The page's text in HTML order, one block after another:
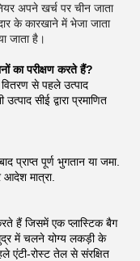
अपने खर्च पर चीन जाता
के कारखाने में भेजा जाता
जाता है।
का परीक्षण करते हैं?
वितरण से पहले उत्पाद
सीई द्वारा प्रमाणित
प्राप्त पूर्ण भुगतान या जमा.
आदेश मात्रा.
हैं जिसमें एक प्लास्टिक बैग
में चलने योग्य लकड़ी के
एंटी-रोस्ट तेल से संरक्षित